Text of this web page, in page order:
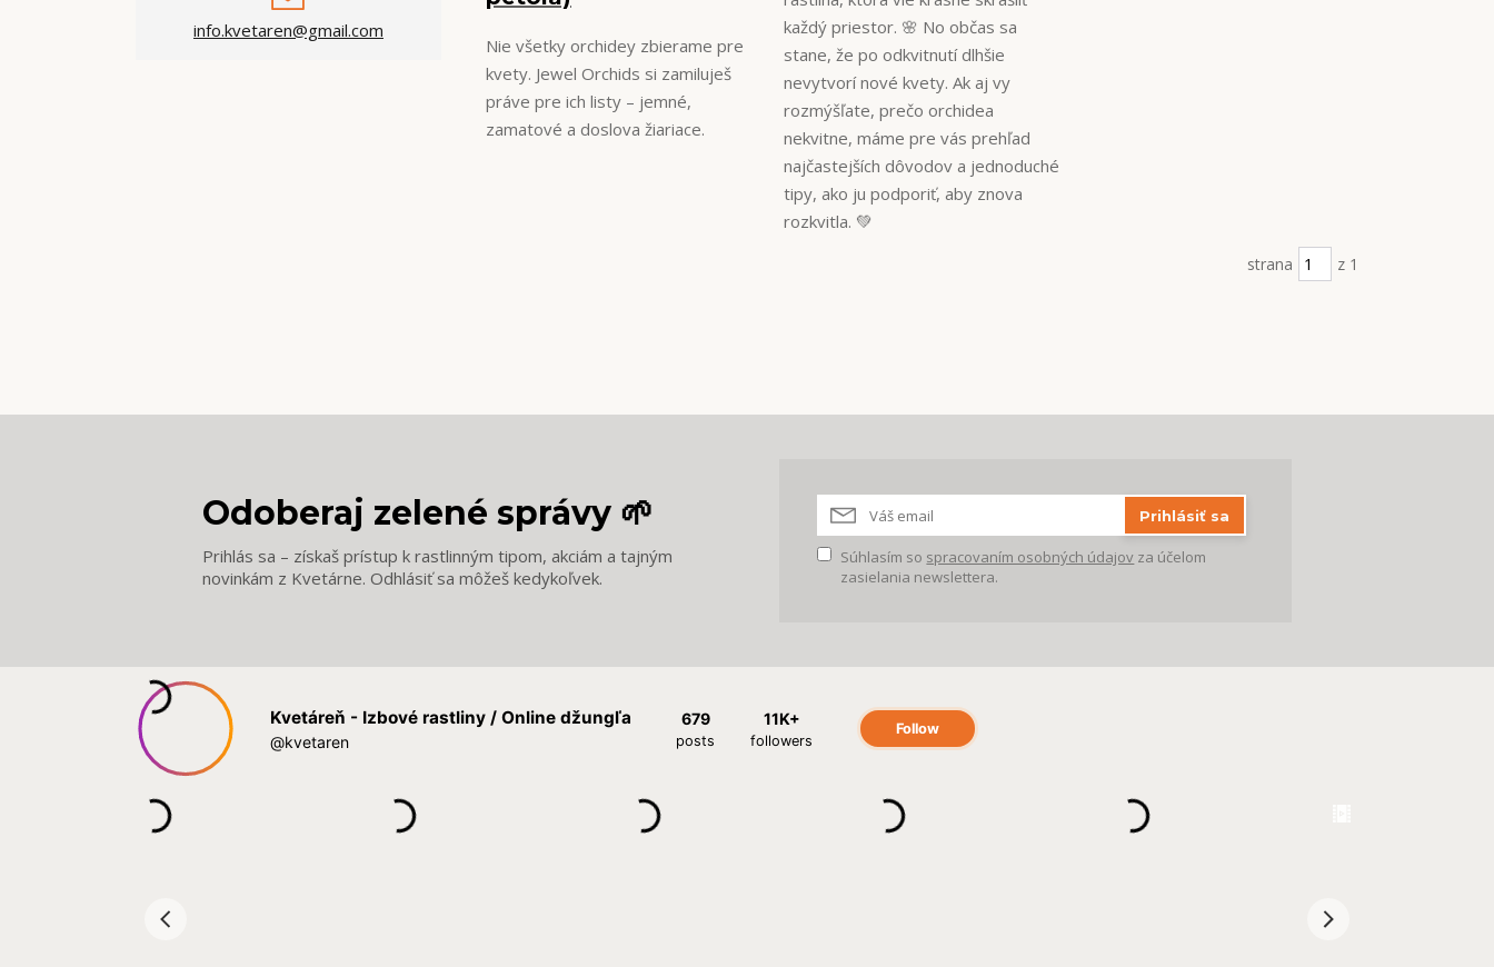
info.kvetaren@gmail.com
Nie všetky orchidey zbierame pre
kvety. Jewel Orchids si zamiluješ
práve pre ich listy – jemné,
zamatové a doslova žiariace.
každý priestor. 🌸 No občas sa
stane, že po odkvitnutí dlhšie
nevytvorí nové kvety. Ak aj vy
rozmýšľate, prečo orchidea
nekvitne, máme pre vás prehľad
najčastejších dôvodov a jednoduché
tipy, ako ju podporiť, aby znova
rozkvitla. 💚
strana z 1
Odoberaj zelené správy 🌱
Prihlás sa – získaš prístup k rastlinným tipom, akciám a tajným
novinkám z Kvetárne. Odhlásiť sa môžeš kedykoľvek.
Prihlásiť sa
Súhlasím so spracovaním osobných údajov za účelom
zasielania newslettera.